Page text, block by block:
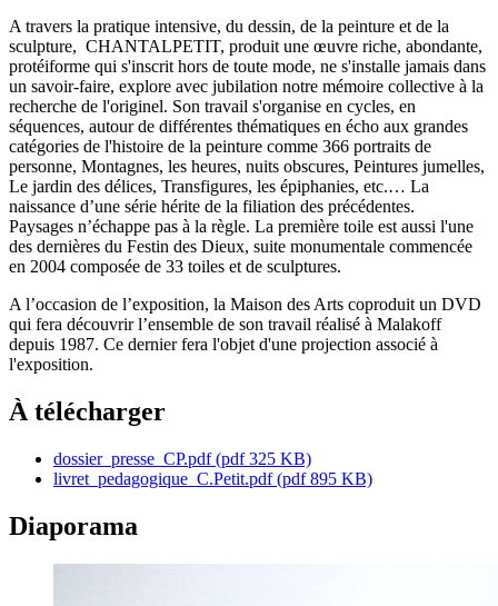
A travers la pratique intensive, du dessin, de la peinture et de la
sculpture, CHANTALPETIT, produit une œuvre riche, abondante,
protéiforme qui s'inscrit hors de toute mode, ne s'installe jamais dans
un savoir-faire, explore avec jubilation notre mémoire collective à la
recherche de l'originel. Son travail s'organise en cycles, en
séquences, autour de différentes thématiques en écho aux grandes
catégories de l'histoire de la peinture comme 366 portraits de
personne, Montagnes, les heures, nuits obscures, Peintures jumelles,
Le jardin des délices, Transfigures, les épiphanies, etc.… La
naissance d’une série hérite de la filiation des précédentes.
Paysages n’échappe pas à la règle. La première toile est aussi l'une
des dernières du Festin des Dieux, suite monumentale commencée
en 2004 composée de 33 toiles et de sculptures.
A l’occasion de l’exposition, la Maison des Arts coproduit un DVD
qui fera découvrir l’ensemble de son travail réalisé à Malakoff
depuis 1987. Ce dernier fera l'objet d'une projection associé à
l'exposition.
À télécharger
dossier_presse_CP.pdf(pdf 325 KB)
livret_pedagogique_C.Petit.pdf(pdf 895 KB)
Diaporama